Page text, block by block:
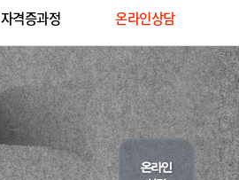
자격증과정 온라인상담